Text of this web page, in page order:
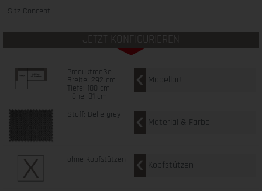
Sitz Concept
JETZT KONFIGURIEREN
Produktmaße
Breite: 292 cm
Tiefe: 180 cm
Höhe: 81 cm
Modellart
Stoff: Belle grey
Material & Farbe
ohne Kopfstützen Kopfstützen